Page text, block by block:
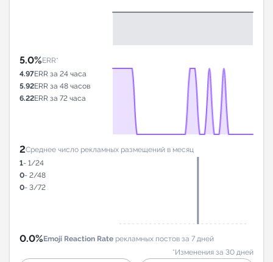
5.0%ERR*
4.97ERR за 24 часа
5.92ERR за 48 часов
6.22ERR за 72 часа
2Среднее число рекламных размещений в месяц
1- 1/24
0- 2/48
0- 3/72
0.0%Emoji Reaction Rate рекламных постов за 7 дней
*Изменения за 30 дней